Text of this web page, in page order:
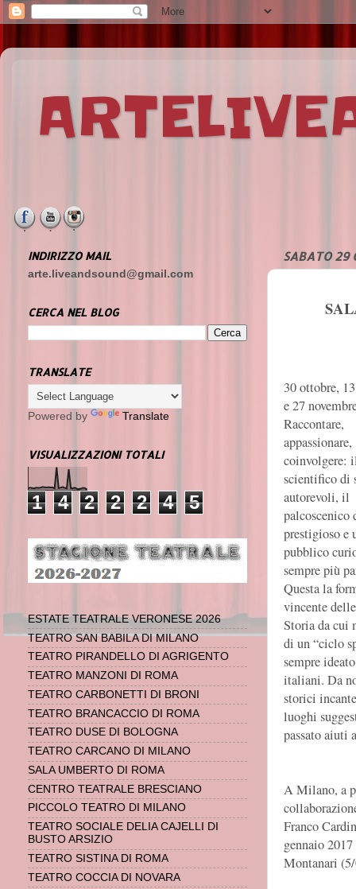
SABATO 29
30 ottobre,
e 27
Raccontare,
appassionare,
coinvolgere:
scientifico di
autorevoli, il
palcoscenico
prestigioso e
pubblico
sempre più
Questa la
vincente
Storia da cui
di un “ciclo
sempre
italiani. Da
storici
luoghi
passato aiuti
A Milano, a
Franco
gennaio
Montanari
INDIRIZZO MAIL
arte.liveandsound@gmail.com
CERCA NEL BLOG
TRANSLATE
Powered by Translate
VISUALIZZAZIONI TOTALI
1 4 2 2 2 4 5
ESTATE TEATRALE VERONESE 2026
TEATRO SAN BABILA DI MILANO
TEATRO PIRANDELLO DI AGRIGENTO
TEATRO MANZONI DI ROMA
TEATRO CARBONETTI DI BRONI
TEATRO BRANCACCIO DI ROMA
TEATRO DUSE DI BOLOGNA
TEATRO CARCANO DI MILANO
SALA UMBERTO DI ROMA
CENTRO TEATRALE BRESCIANO
PICCOLO TEATRO DI MILANO
TEATRO SOCIALE DELIA CAJELLI DI
BUSTO ARSIZIO
TEATRO SISTINA DI ROMA
TEATRO COCCIA DI NOVARA